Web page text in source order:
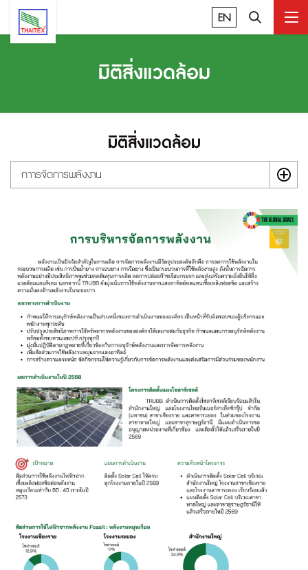
EN
มิติสิ่งแวดล้อม
มิติสิ่งแวดล้อม
กาารจัดการพลังงาน